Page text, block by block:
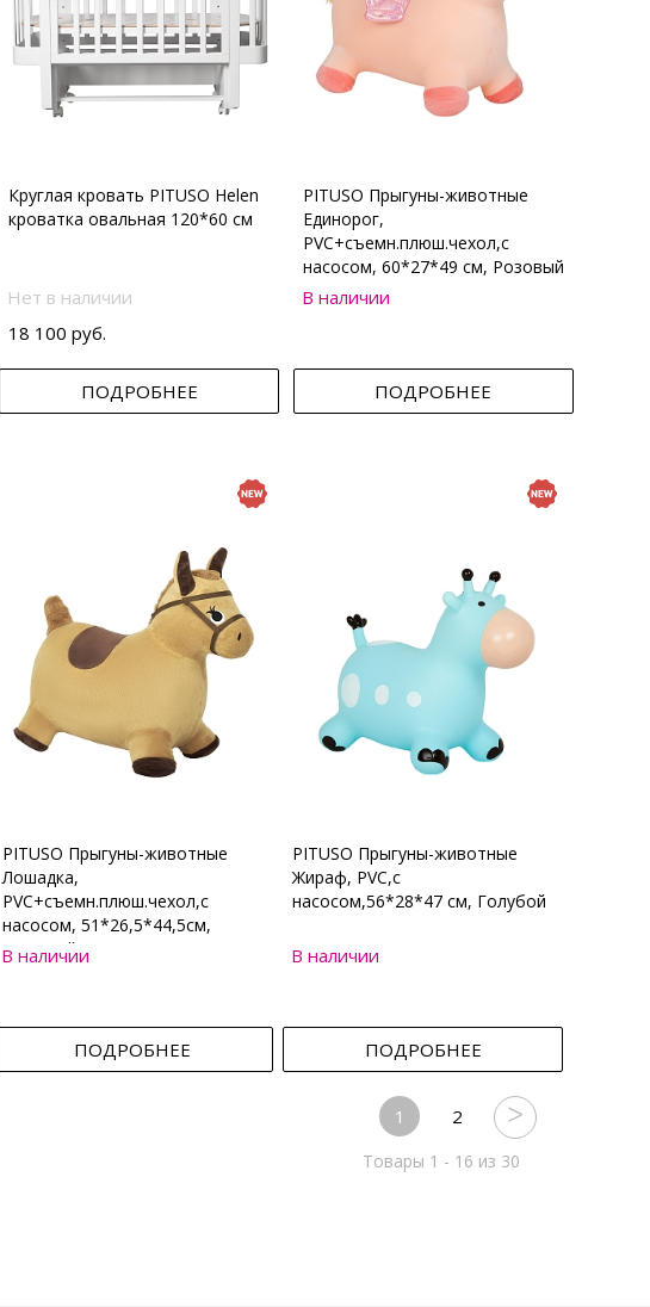
Круглая кровать PITUSO Helen
кроватка овальная 120*60 см
Нет в наличии
18 100 руб.
ПОДРОБНЕЕ
PITUSO Прыгуны-животные
Единорог,
PVC+съемн.плюш.чехол,с
насосом, 60*27*49 см, Розовый
В наличии
ПОДРОБНЕЕ
PITUSO Прыгуны-животные
Лошадка,
PVC+съемн.плюш.чехол,с
насосом, 51*26,5*44,5см,
Бежевый
В наличии
ПОДРОБНЕЕ
PITUSO Прыгуны-животные
Жираф, PVC,с
насосом,56*28*47 см, Голубой
В наличии
ПОДРОБНЕЕ
1 2
Товары 1 - 16 из 30